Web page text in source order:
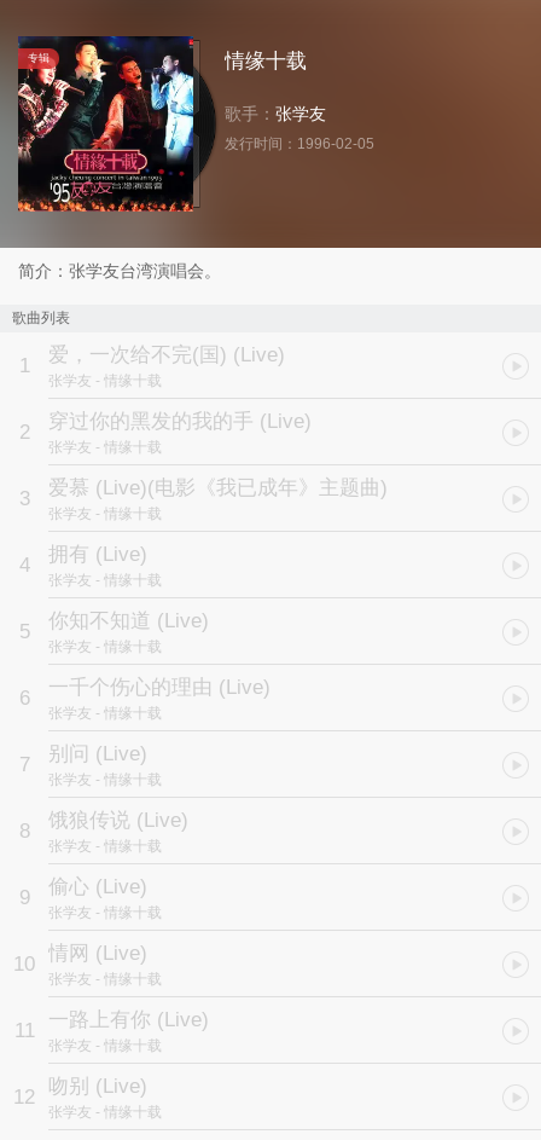
专辑 情缘十载
歌手： 张学友
发行时间： 1996-02-05
简介：张学友台湾演唱会。
歌曲列表
1 爱，一次给不完(国) (Live)
张学友 - 情缘十载
2 穿过你的黑发的我的手 (Live)
张学友 - 情缘十载
3 爱慕 (Live)(电影《我已成年》主题曲)
张学友 - 情缘十载
4 拥有 (Live)
张学友 - 情缘十载
5 你知不知道 (Live)
张学友 - 情缘十载
6 一千个伤心的理由 (Live)
张学友 - 情缘十载
7 别问 (Live)
张学友 - 情缘十载
8 饿狼传说 (Live)
张学友 - 情缘十载
9 偷心 (Live)
张学友 - 情缘十载
10 情网 (Live)
张学友 - 情缘十载
11 一路上有你 (Live)
张学友 - 情缘十载
12 吻别 (Live)
张学友 - 情缘十载